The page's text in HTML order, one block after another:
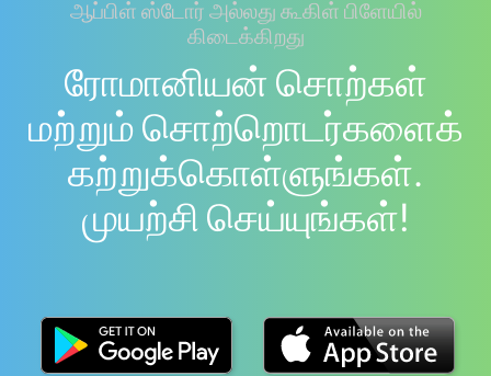
ஆப்பிள் ஸ்டோர் அல்லது கூகிள் பிளேயில்
கிடைக்கிறது
ரோமானியன் சொற்கள்
மற்றும் சொற்றொடர்களைக்
கற்றுக்கொள்ளுங்கள்.
முயற்சி செய்யுங்கள்!